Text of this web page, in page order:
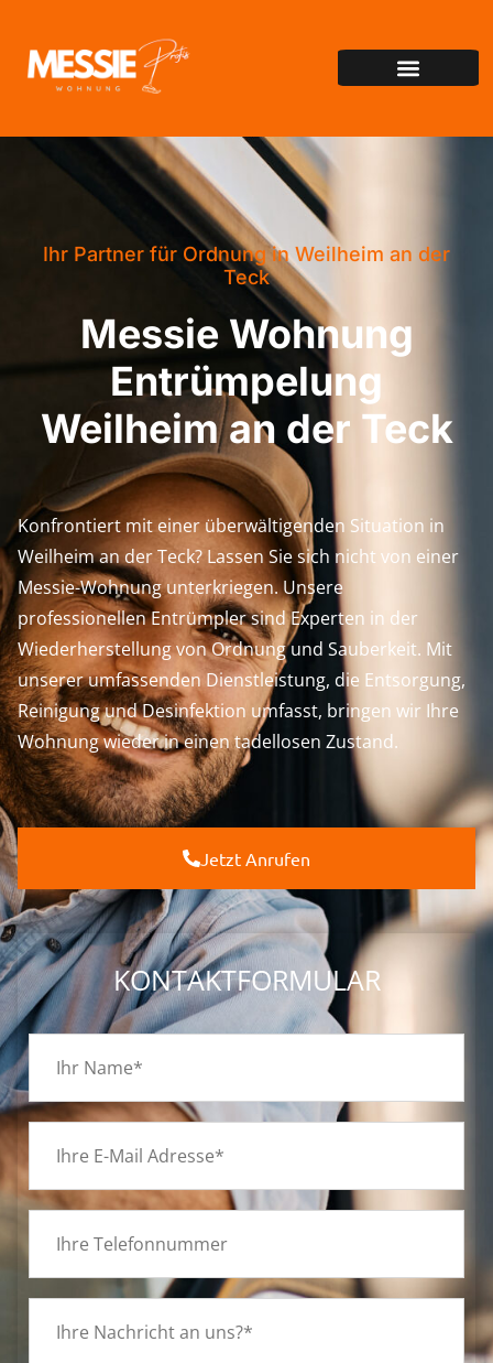
Ihr Partner für Ordnung in Weilheim an der
Teck
Messie Wohnung
Entrümpelung
Weilheim an der Teck
Konfrontiert mit einer überwältigenden Situation in
Weilheim an der Teck? Lassen Sie sich nicht von einer
Messie-Wohnung unterkriegen. Unsere
professionellen Entrümpler sind Experten in der
Wiederherstellung von Ordnung und Sauberkeit. Mit
unserer umfassenden Dienstleistung, die Entsorgung,
Reinigung und Desinfektion umfasst, bringen wir Ihre
Wohnung wieder in einen tadellosen Zustand.
Jetzt Anrufen
KONTAKTFORMULAR